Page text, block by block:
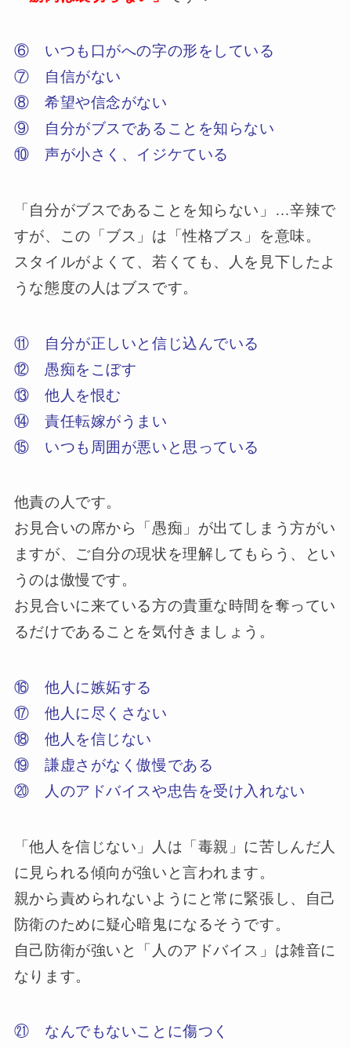
⑥ いつも口がへの字の形をしている
⑦ 自信がない
⑧ 希望や信念がない
⑨ 自分がブスであることを知らない
⑩ 声が小さく、イジケている
「自分がブスであることを知らない」…辛辣で
すが、この「ブス」は「性格ブス」を意味。
スタイルがよくて、若くても、人を見下したよ
うな態度の人はブスです。
⑪ 自分が正しいと信じ込んでいる
⑫ 愚痴をこぼす
⑬ 他人を恨む
⑭ 責任転嫁がうまい
⑮ いつも周囲が悪いと思っている
他責の人です。
お見合いの席から「愚痴」が出てしまう方がい
ますが、ご自分の現状を理解してもらう、とい
うのは傲慢です。
お見合いに来ている方の貴重な時間を奪ってい
るだけであることを気付きましょう。
⑯ 他人に嫉妬する
⑰ 他人に尽くさない
⑱ 他人を信じない
⑲ 謙虚さがなく傲慢である
⑳ 人のアドバイスや忠告を受け入れない
「他人を信じない」人は「毒親」に苦しんだ人
に見られる傾向が強いと言われます。
親から責められないようにと常に緊張し、自己
防衛のために疑心暗鬼になるそうです。
自己防衛が強いと「人のアドバイス」は雑音に
なります。
㉑ なんでもないことに傷つく